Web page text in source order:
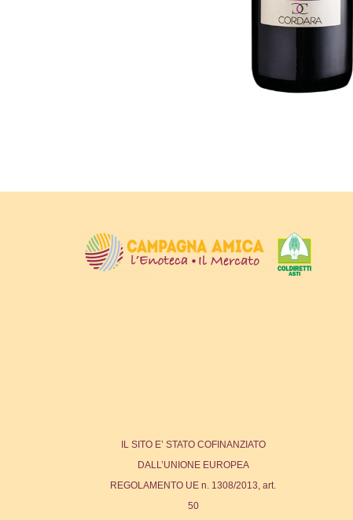
IL SITO E’ STATO COFINANZIATO
DALL’UNIONE EUROPEA
REGOLAMENTO UE n. 1308/2013, art.
50